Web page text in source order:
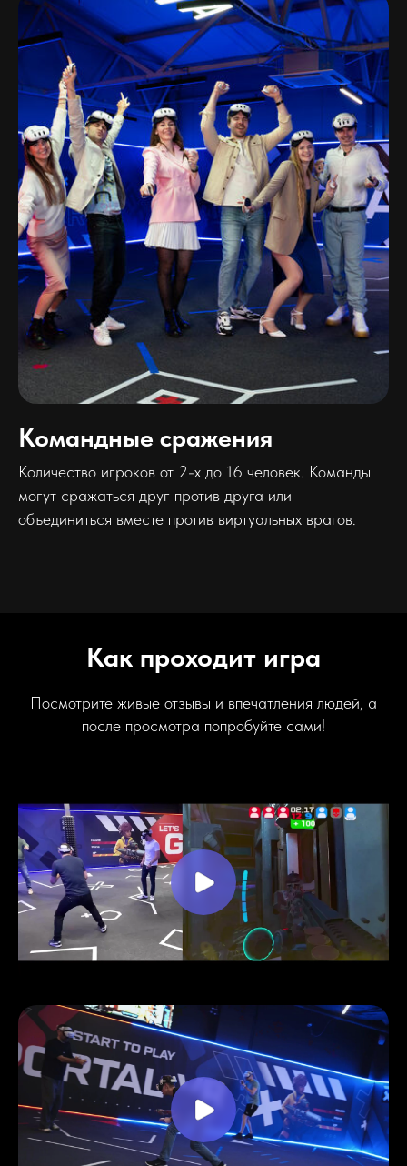
Командные сражения
Количество игроков от 2-х до 16 человек. Команды
могут сражаться друг против друга или
объединиться вместе против виртуальных врагов.
Как проходит игра
Посмотрите живые отзывы и впечатления людей, а
после просмотра попробуйте сами!